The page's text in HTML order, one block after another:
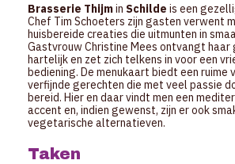
Brasserie Thijmin Schilde is een
Chef Tim Schoeters zijn gasten verwent
huisbereide creaties die uitmunten in
Gastvrouw Christine Mees ontvangt haar
hartelijk en zet zich telkens in voor een
bediening. De menukaart biedt een ruime
verfijnde gerechten die met veel passie
bereid. Hier en daar vindt men een
accent en, indien gewenst, zijn er ook
vegetarische alternatieven.
Taken